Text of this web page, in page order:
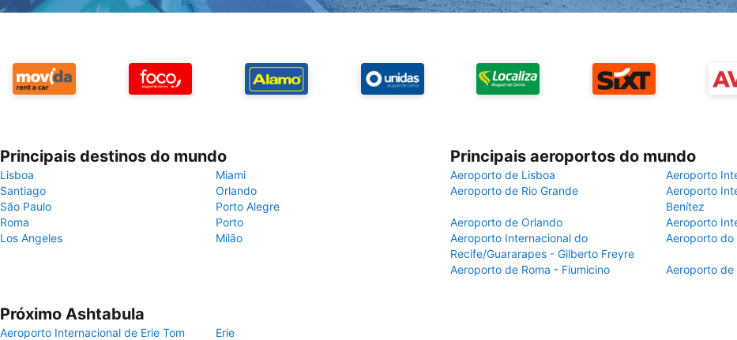
Principais destinos do mundo
Lisboa
Miami
Santiago
Orlando
São Paulo
Porto Alegre
Roma
Porto
Los Angeles
Milão
Principais aeroportos do mundo
Aeroporto de Lisboa
Aeroporto
Aeroporto de Rio Grande
Aeroporto
Benítez
Aeroporto de Orlando
Aeroporto
Aeroporto Internacional do
Recife/Guararapes - Gilberto Freyre
Aeroporto do
Aeroporto de Roma - Fiumicino Aeroporto de
Próximo Ashtabula
Aeroporto Internacional de Erie Tom Erie